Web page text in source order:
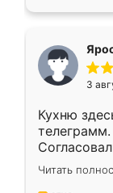
3
Кухню
недели
довольны
Читать